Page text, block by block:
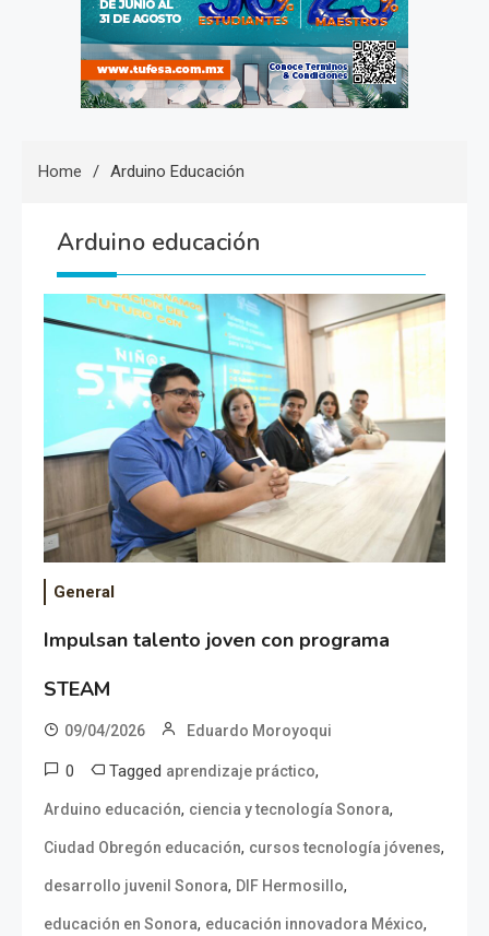
Home Arduino Educación
Arduino educación
General
Impulsan talento joven con programa
STEAM
09/04/2026 Eduardo Moroyoqui
0 Tagged aprendizaje práctico,
Arduino educación, ciencia y tecnología Sonora,
Ciudad Obregón educación, cursos tecnología jóvenes,
desarrollo juvenil Sonora, DIF Hermosillo,
educación en Sonora, educación innovadora México,